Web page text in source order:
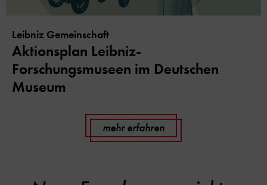
Leibniz Gemeinschaft
Aktionsplan Leibniz-
Forschungsmuseen im Deutschen
Museum
mehr erfahren